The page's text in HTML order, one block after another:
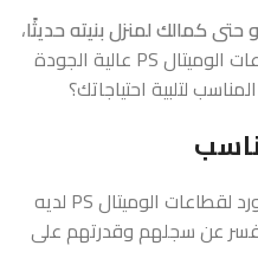
كمالك لمنزل بنيته حديثًا،
فإنك تدرك أهمية الاعتماد على قطاعات الوميتال PS عالية الجودة
لتلبية احتياجاتك؟
قم بالبحث عن مورد لقطاعات الوميتال PS لديه
عن سجلهم وقدرتهم على